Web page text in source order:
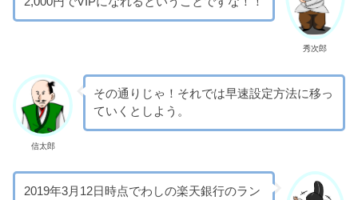
秀次郎
信太郎
その通りじゃ！それでは早速設定方法に移っ
ていくとしよう。
2019年3月12日時点でわしの楽天銀行のラン